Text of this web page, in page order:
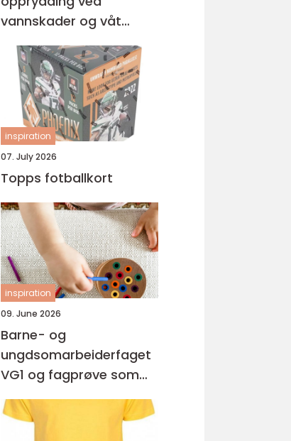
vannskader og våt
rengjøring
inspiration
07. July 2026
Topps fotballkort
inspiration
09. June 2026
Barne- og
ungdsomarbeiderfaget
VG1 og fagprøve som
barne- og
ungdomsarbeider –